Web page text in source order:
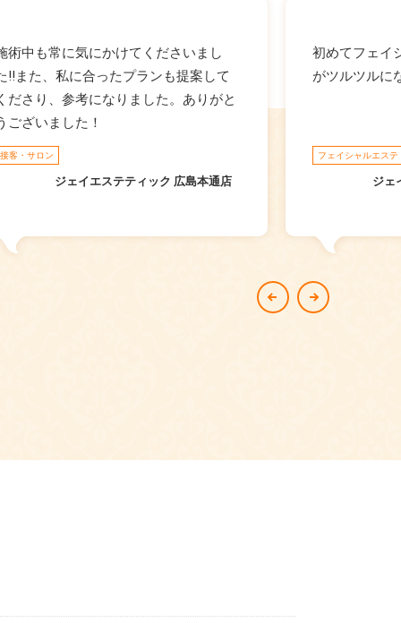
術中も常に気にかけてくださいまし
!!また、私に合ったプランも提案して
ださり、参考になりました。ありがと
ございました！
接客・サロン
ジェイエステティック 広島本通店
初めてフェイ
がツルツルに
フェイシャルエステ
ジェ